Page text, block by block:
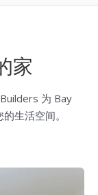
家
为 Bay
生活空间。